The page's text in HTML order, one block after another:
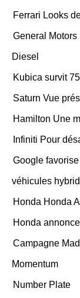
Ferrari Looks
General
Diesel
Kubica survit
Saturn Vue
Hamilton Une
Infiniti Pour
Google
véhicules
Honda Honda
Honda
Campagne
Momentum
Number Plate